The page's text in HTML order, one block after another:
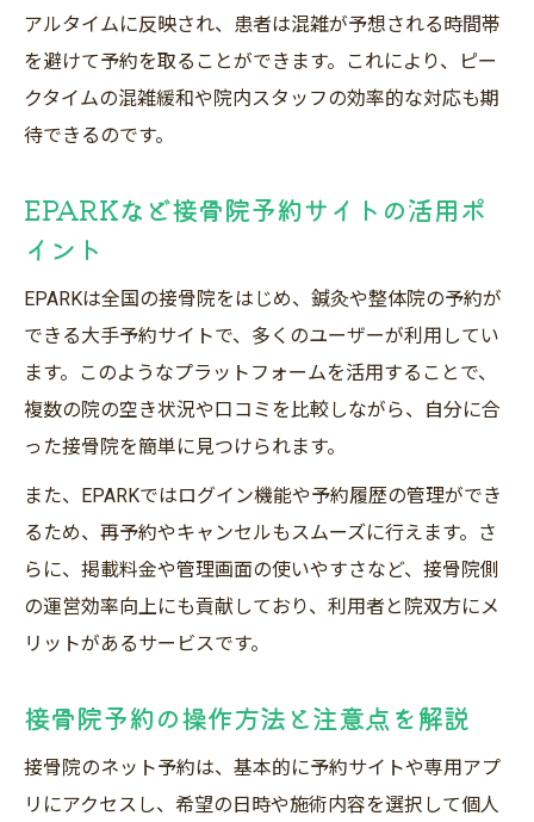
予約不要の接骨院と事前予約の違い
接骨院予約なし来院のメリットとデメリッ
ト
混雑時に強い接骨院の予約システムとは
予約不要で接骨院を利用する際の注意点
自分に合う接骨院予約システムを選ぶ
接骨院予約システム選びの基準と注意点
ネット予約と電話予約の違いを比較解説
接骨院予約システムの口コミ活用術
EPARK接骨院など人気予約サイトの特徴
使いやすい接骨院予約システムの見極め方
アルタイムに反映され、患者は混雑が予想される時間帯
を避けて予約を取ることができます。これにより、ピー
クタイムの混雑緩和や院内スタッフの効率的な対応も期
待できるのです。
EPARKなど接骨院予約サイトの活用ポ
イント
EPARKは全国の接骨院をはじめ、鍼灸や整体院の予約が
できる大手予約サイトで、多くのユーザーが利用してい
ます。このようなプラットフォームを活用することで、
複数の院の空き状況や口コミを比較しながら、自分に合
った接骨院を簡単に見つけられます。
また、EPARKではログイン機能や予約履歴の管理ができ
るため、再予約やキャンセルもスムーズに行えます。さ
らに、掲載料金や管理画面の使いやすさなど、接骨院側
の運営効率向上にも貢献しており、利用者と院双方にメ
リットがあるサービスです。
接骨院予約の操作方法と注意点を解説
接骨院のネット予約は、基本的に予約サイトや専用アプ
リにアクセスし、希望の日時や施術内容を選択して個人